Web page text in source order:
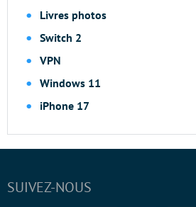
Livres photos
Switch 2
VPN
Windows 11
iPhone 17
SUIVEZ-NOUS